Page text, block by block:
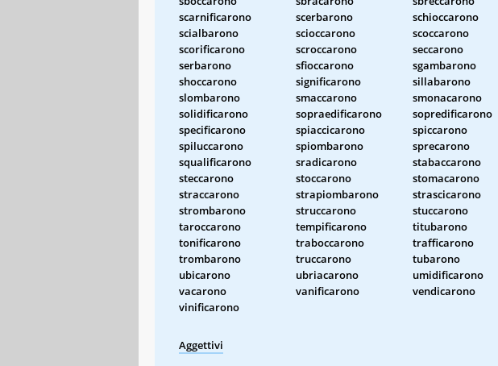
scarnificarono
scerbarono schioccarono
scialbarono
scioccarono scoccarono
scorificarono
scroccarono seccarono
serbarono
sfioccarono sgambarono
shoccarono
significarono sillabarono
slombarono
smaccarono smonacarono
solidificarono
sopraedificarono sopredificarono
specificarono
spiaccicarono spiccarono
spiluccarono
spiombarono sprecarono
squalificarono
sradicarono stabaccarono
steccarono
stoccarono stomacarono
straccarono
strapiombarono strascicarono
strombarono
struccarono stuccarono
taroccarono
tempificarono titubarono
tonificarono
traboccarono trafficarono
trombarono
truccarono tubarono
ubicarono
ubriacarono umidificarono
vacarono
vanificarono vendicarono
vinificarono
Aggettivi